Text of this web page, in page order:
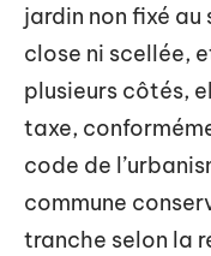
jardin non fixé au
close ni scellée,
plusieurs côtés,
taxe,
code de
commune
tranche selon la